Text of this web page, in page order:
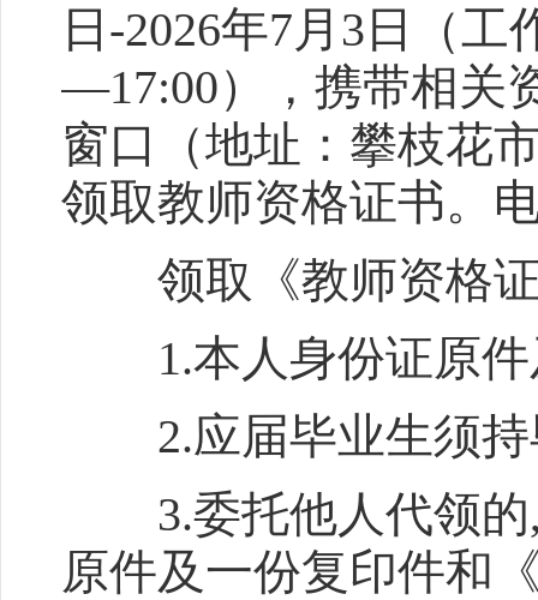
日-2026年7月3日（
—17:00），携带相关
窗口（地址：攀枝花
领取教师资格证书。
领取《教师资格证
1.本人身份证原件
2.应届毕业生须持
3.委托他人代领的,
原件及一份复印件和